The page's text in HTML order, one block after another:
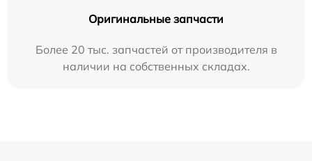
Оригинальные запчасти
Более 20 тыс. запчастей от производителя в
наличии на собственных складах.